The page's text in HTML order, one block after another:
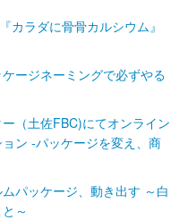
カラダに骨骨カルシウム』
ージネーミングで必ずやる
（土佐FBC)にてオンライン
ン ‐パッケージを変え、商
パッケージ、動き出す ～白
～